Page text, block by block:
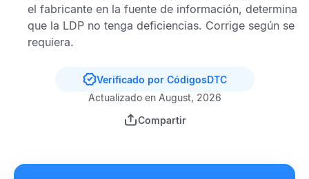
el fabricante en la fuente de información, determina
que la LDP no tenga deficiencias. Corrige según se
requiera.
Verificado por CódigosDTC
Actualizado en August, 2026
Compartir